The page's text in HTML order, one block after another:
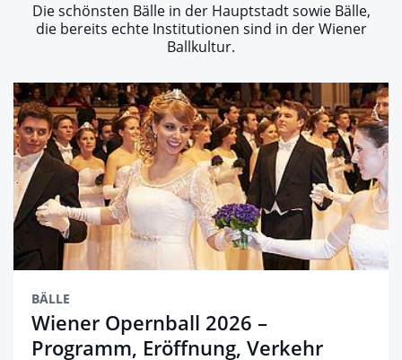
Die schönsten Bälle in der Hauptstadt sowie Bälle,
die bereits echte Institutionen sind in der Wiener
Ballkultur.
BÄLLE
Wiener Opernball 2026 –
Programm, Eröffnung, Verkehr